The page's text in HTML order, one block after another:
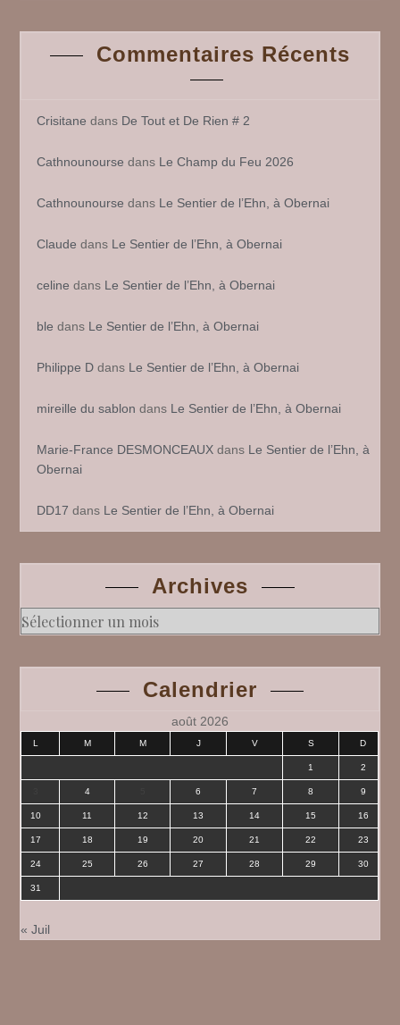
Commentaires Récents
Crisitane dans De Tout et De Rien # 2
Cathnounourse dans Le Champ du Feu 2026
Cathnounourse dans Le Sentier de l’Ehn, à Obernai
Claude dans Le Sentier de l’Ehn, à Obernai
celine dans Le Sentier de l’Ehn, à Obernai
ble dans Le Sentier de l’Ehn, à Obernai
Philippe D dans Le Sentier de l’Ehn, à Obernai
mireille du sablon dans Le Sentier de l’Ehn, à Obernai
Marie-France DESMONCEAUX dans Le Sentier de l’Ehn, à
Obernai
DD17 dans Le Sentier de l’Ehn, à Obernai
Archives
Archives
Calendrier
août 2026
L M M J V S D
1 2
4 6 7 8 9
10 11 12 13 14 15 16
17 18 19 20 21 22 23
24 25 26 27 28 29 30
31
« Juil